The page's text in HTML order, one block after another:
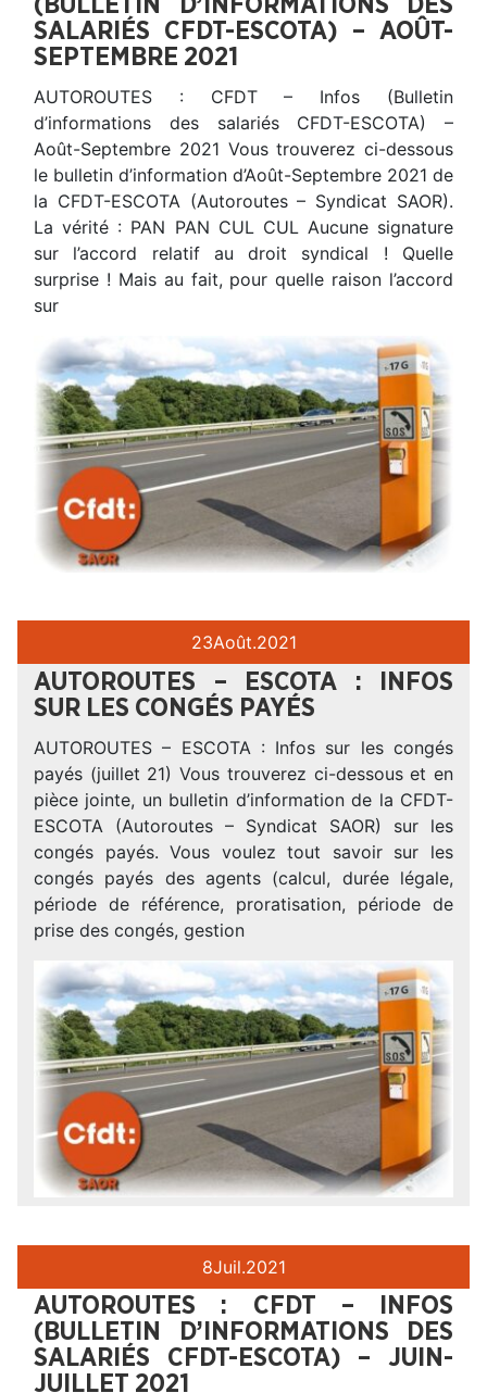
SALARIÉS CFDT-ESCOTA) – AOÛT-
SEPTEMBRE 2021
AUTOROUTES : CFDT – Infos (Bulletin
d’informations des salariés CFDT-ESCOTA) –
Août-Septembre 2021 Vous trouverez ci-dessous
le bulletin d’information d’Août-Septembre 2021 de
la CFDT-ESCOTA (Autoroutes – Syndicat SAOR).
La vérité : PAN PAN CUL CUL Aucune signature
sur l’accord relatif au droit syndical ! Quelle
surprise ! Mais au fait, pour quelle raison l’accord
sur
23Août.2021
AUTOROUTES – ESCOTA : INFOS
SUR LES CONGÉS PAYÉS
AUTOROUTES – ESCOTA : Infos sur les congés
payés (juillet 21) Vous trouverez ci-dessous et en
pièce jointe, un bulletin d’information de la CFDT-
ESCOTA (Autoroutes – Syndicat SAOR) sur les
congés payés. Vous voulez tout savoir sur les
congés payés des agents (calcul, durée légale,
période de référence, proratisation, période de
prise des congés, gestion
8Juil.2021
AUTOROUTES : CFDT – INFOS
(BULLETIN D’INFORMATIONS DES
SALARIÉS CFDT-ESCOTA) – JUIN-
JUILLET 2021